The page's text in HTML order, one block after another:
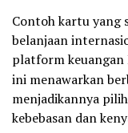
Contoh kartu yang
belanjaan
platform keuangan
ini menawarkan
menjadikannya
kebebasan dan